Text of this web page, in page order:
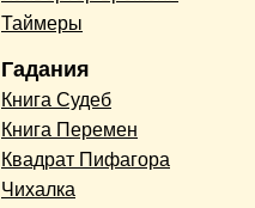
Таймеры
Гадания
Книга Судеб
Книга Перемен
Квадрат Пифагора
Чихалка